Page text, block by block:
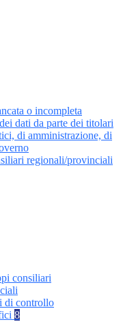
o incompleta
dati da parte dei titolari
di amministrazione, di
regionali/provinciali
consiliari
di controllo
8